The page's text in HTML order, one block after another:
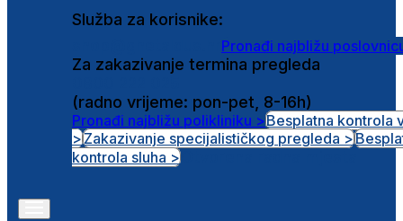
Služba za korisnike:
Pronađi najbližu
Za zakazivanje termina pregleda
(radno vrijeme: pon-pet, 8-16h)
Pronađi najbližu polikliniku >Besplatna kontrola
>Zakazivanje specijalističkog pregleda >
kontrola sluha >